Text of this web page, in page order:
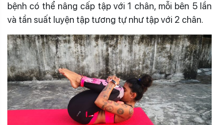
bệnh có thể nâng cấp tập với 1 chân, mỗi bên 5 lần
và tần suất luyện tập tương tự như tập với 2 chân.